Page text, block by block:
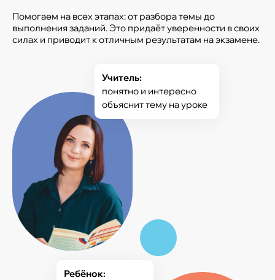
Помогаем на всех этапах: от разбора темы до
выполнения заданий. Это придаёт уверенности в своих
силах и приводит к отличным результатам на экзамене.
Учитель:
понятно и интересно
объяснит тему на уроке
Ребёнок: